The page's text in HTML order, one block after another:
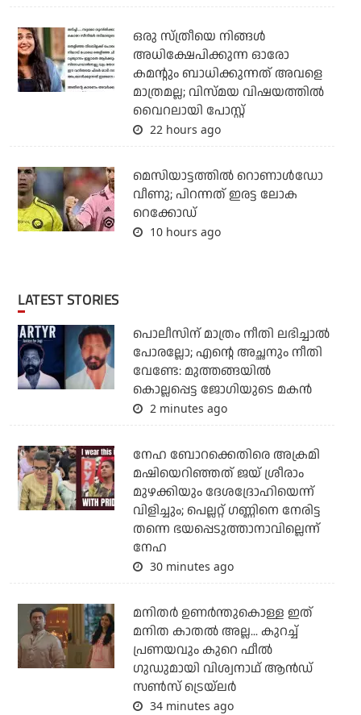
ഒരു സ്ത്രീയെ നിങ്ങള്‍
അധിക്ഷേപിക്കുന്ന ഓരോ
കമന്റും ബാധിക്കുന്നത് അവളെ
മാത്രമല്ല; വിസ്മയ വിഷയത്തില്‍
വൈറലായി പോസ്റ്റ്
22 hours ago
മെസിയാട്ടത്തില്‍ റൊണാള്‍ഡോ
വീണു; പിറന്നത് ഇരട്ട ലോക
റെക്കോഡ്
10 hours ago
LATEST STORIES
പൊലീസിന് മാത്രം നീതി ലഭിച്ചാല്‍
പോരല്ലോ; എന്റെ അച്ഛനും നീതി
വേണ്ടേ: മുത്തങ്ങയില്‍
കൊല്ലപ്പെട്ട ജോഗിയുടെ മകന്‍
2 minutes ago
നേഹ ബോറക്കെതിരെ അക്രമി
മഷിയെറിഞ്ഞത് ജയ് ശ്രീരാം
മുഴക്കിയും ദേശദ്രോഹിയെന്ന്
വിളിച്ചും; പെല്ലറ്റ് ഗണ്ണിനെ നേരിട്ട
തന്നെ ഭയപ്പെടുത്താനാവില്ലെന്ന്
നേഹ
30 minutes ago
മനിതര്‍ ഉണര്‍ന്തുകൊള്ള ഇത്
മനിത കാതല്‍ അല്ല... കുറച്ച്
പ്രണയവും കുറെ ഫീല്‍
ഗുഡുമായി വിശ്വനാഥ് ആന്‍ഡ്
സണ്‍സ് ട്രെയ്‌ലര്‍
34 minutes ago